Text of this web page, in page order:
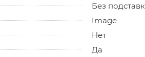
Без
Image
Нет
Да